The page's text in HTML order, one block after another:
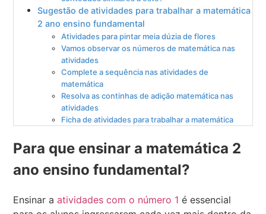
Sugestão de atividades para trabalhar a matemática
2 ano ensino fundamental
Atividades para pintar meia dúzia de flores
Vamos observar os números de matemática nas
atividades
Complete a sequência nas atividades de
matemática
Resolva as continhas de adição matemática nas
atividades
Ficha de atividades para trabalhar a matemática
Para que ensinar a matemática 2
ano ensino fundamental?
Ensinar aatividades com o número 1 é essencial